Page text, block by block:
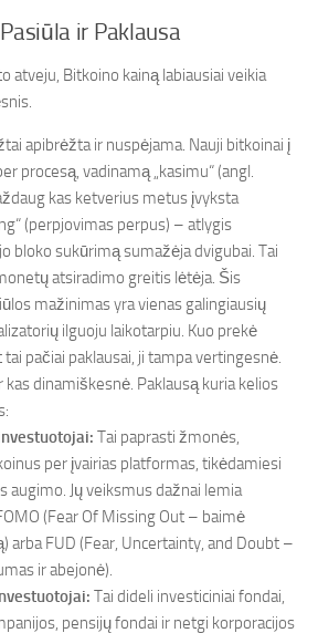
ir Paklausa
atveju, Bitkoino kainą labiausiai veikia
apibrėžta ir nuspėjama. Nauji bitkoinai į
procesą, vadinamą „kasimu“ (angl.
kas ketverius metus įvyksta
(perpjovimas perpus) – atlygis
bloko sukūrimą sumažėja dvigubai. Tai
atsiradimo greitis lėtėja. Šis
mažinimas yra vienas galingiausių
ilguoju laikotarpiu. Kuo prekė
pačiai paklausai, ji tampa vertingesnė.
kas dinamiškesnė. Paklausą kuria kelios
Tai paprasti žmonės,
per įvairias platformas, tikėdamiesi
augimo. Jų veiksmus dažnai lemia
(Fear Of Missing Out – baimė
arba FUD (Fear, Uncertainty, and Doubt –
ir abejonė).
Tai dideli investiciniai fondai,
pensijų fondai ir netgi korporacijos